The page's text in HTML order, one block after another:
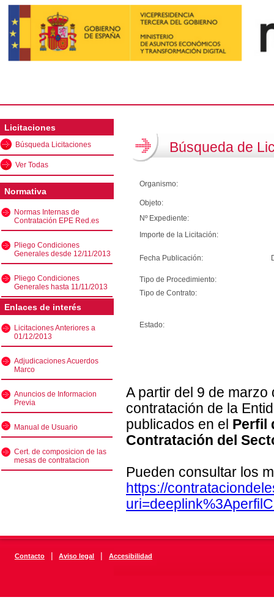
Licitaciones
Búsqueda Licitaciones
Ver Todas
Normativa
Normas Internas de
Contratación EPE Red.es
Pliego Condiciones
Generales desde 12/11/2013
Pliego Condiciones
Generales hasta 11/11/2013
Enlaces de interés
Licitaciones Anteriores a
01/12/2013
Adjudicaciones Acuerdos
Marco
Anuncios de Informacion
Previa
Manual de Usuario
Cert. de composicion de las
mesas de contratacion
Búsqueda de
Organismo:
Objeto:
Nº Expediente:
Importe de la Licitación:
Fecha Publicación:
Tipo de Procedimiento:
Tipo de Contrato:
Estado:
A partir del 9 de
contratación de la
publicados en el Perfil
Contratación del
Pueden consultar los
https://
Contacto | Aviso legal | Accesibilidad